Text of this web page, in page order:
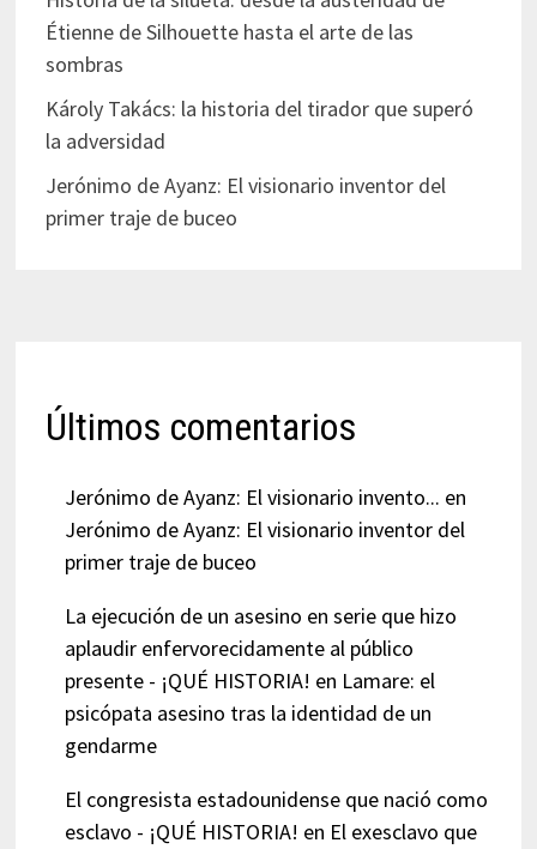
Étienne de Silhouette hasta el arte de las
sombras
Károly Takács: la historia del tirador que superó
la adversidad
Jerónimo de Ayanz: El visionario inventor del
primer traje de buceo
Últimos comentarios
Jerónimo de Ayanz: El visionario invento... en
Jerónimo de Ayanz: El visionario inventor del
primer traje de buceo
La ejecución de un asesino en serie que hizo
aplaudir enfervorecidamente al público
presente - ¡QUÉ HISTORIA! en Lamare: el
psicópata asesino tras la identidad de un
gendarme
El congresista estadounidense que nació como
esclavo - ¡QUÉ HISTORIA! en El exesclavo que